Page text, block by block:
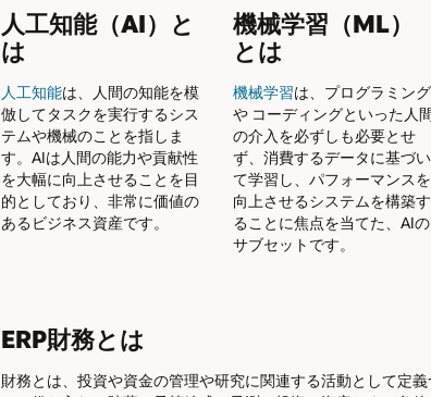
人工知能（AI）と
は
人工知能は、人間の知能を模
倣してタスクを実行するシス
テムや機械のことを指しま
す。AIは人間の能力や貢献性
を大幅に向上させることを目
的としており、非常に価値の
あるビジネス資産です。
機械学習（ML）
とは
機械学習は、プログラミング
や コーディングといった人
の介入を必ずしも必要とせ
ず、消費するデータに基づい
て学習し、パフォーマンスを
向上させるシステムを構築す
ることに焦点を当てた、AIの
サブセットです。
ERP財務とは
財務とは、投資や資金の管理や研究に関連する活動として定